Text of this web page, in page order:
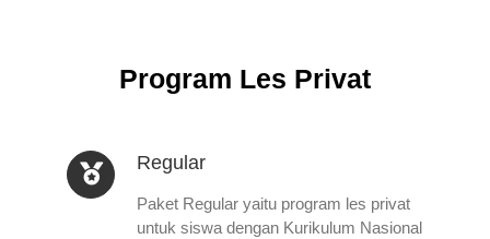
Program Les Privat
Regular
Paket Regular yaitu program les privat
untuk siswa dengan Kurikulum Nasional